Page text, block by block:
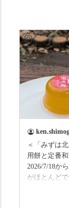
＜「みずは
用餅と定番
2026/7/18か
がほとんど
と思います